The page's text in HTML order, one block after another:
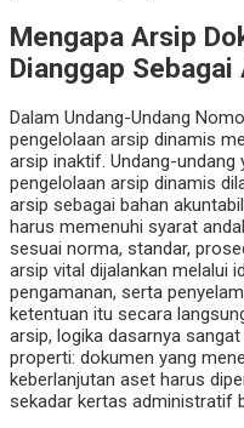
Mengapa Arsip
Dianggap
Dalam Undang-Undang
pengelolaan arsip dinamis
arsip inaktif. Undang-
pengelolaan arsip dinamis
arsip sebagai bahan
harus memenuhi syarat
sesuai norma, standar,
arsip vital dijalankan melalui
pengamanan, serta
ketentuan itu secara
arsip, logika dasarnya
properti: dokumen yang
keberlanjutan aset harus
sekadar kertas administratif